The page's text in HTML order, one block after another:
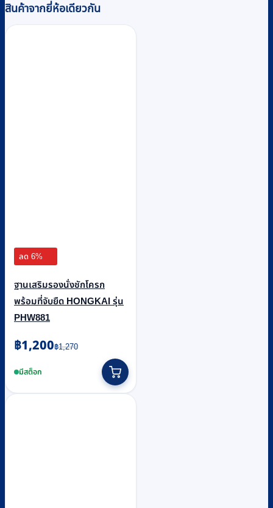
สินค้าจากยี่ห้อเดียวกัน
ลด 6%
ฐานเสริมรองนั่งชักโครก
พร้อมที่จับยืด HONGKAI รุ่น
PHW881
฿1,270
Original
price
was:
฿1,200
Current
price
is:มีสต็อก